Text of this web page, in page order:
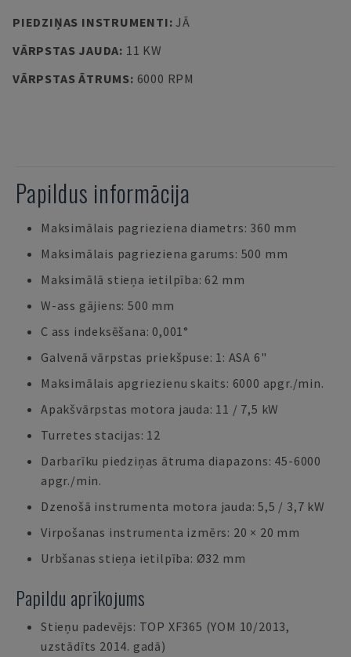
PIEDZIŅAS INSTRUMENTI:JĀ
VĀRPSTAS JAUDA: 11 KW
VĀRPSTAS ĀTRUMS: 6000 RPM
Papildus informācija
Maksimālais pagrieziena diametrs: 360 mm
Maksimālais pagrieziena garums: 500 mm
Maksimālā stieņa ietilpība: 62 mm
W-ass gājiens: 500 mm
C ass indeksēšana: 0,001°
Galvenā vārpstas priekšpuse: 1: ASA 6"
Maksimālais apgriezienu skaits: 6000 apgr./min.
Apakšvārpstas motora jauda: 11 / 7,5 kW
Turretes stacijas: 12
Darbarīku piedziņas ātruma diapazons: 45-6000
apgr./min.
Dzenošā instrumenta motora jauda: 5,5 / 3,7 kW
Virpošanas instrumenta izmērs: 20 × 20 mm
Urbšanas stieņa ietilpība: Ø32 mm
Papildu aprīkojums
Stieņu padevējs: TOP XF365 (YOM 10/2013,
uzstādīts 2014. gadā)